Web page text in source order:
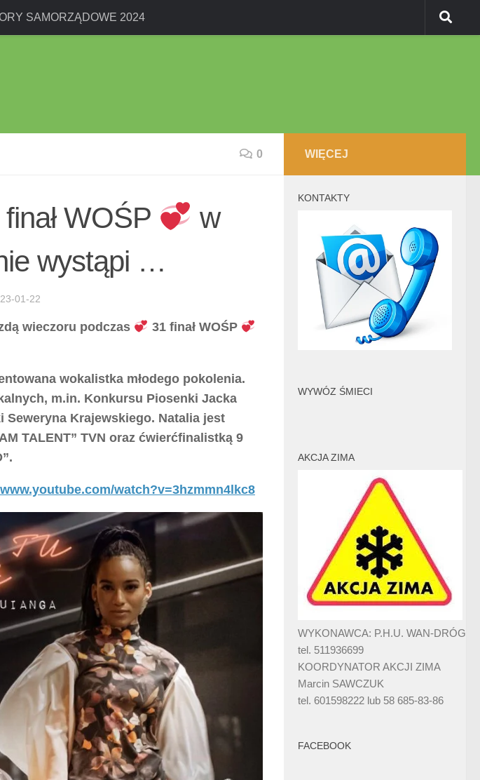
SAMORZĄDOWE 2024
0
WOŚP
w
wystąpi …
01-22
wieczoru podczas
31 finał WOŚP
wokalistka młodego pokolenia.
m.in. Konkursu Piosenki Jacka
Seweryna Krajewskiego. Natalia jest
TALENT” TVN oraz ćwierćfinalistką 9
watch?v=3hzmmn4lkc8
WIĘCEJ
KONTAKTY
WYWÓZ ŚMIECI
AKCJA ZIMA
WYKONAWCA: P.H.U. WAN-DRÓG
tel. 511936699
KOORDYNATOR AKCJI ZIMA
Marcin SAWCZUK
tel. 601598222 lub 58 685-83-86
FACEBOOK